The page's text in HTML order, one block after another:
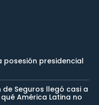
posesión presidencial
Seguros llegó casi a
América Latina no